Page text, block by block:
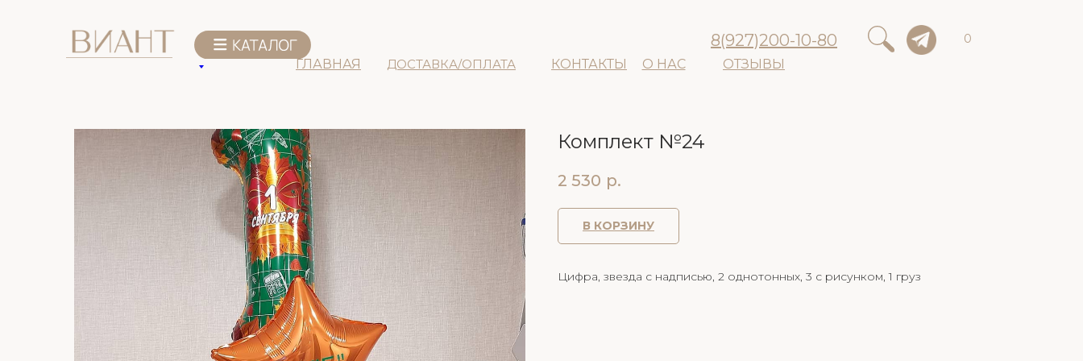
ДОСТАВКА/ОПЛАТА
ГЛАВНАЯ КОНТАКТЫ О НАС ОТЗЫВЫ
8(927)200-10-80 0
Комплект №24
2 530 р.
В КОРЗИНУ
Цифра, звезда с надписью, 2 однотонных, 3 с рисунком, 1 груз